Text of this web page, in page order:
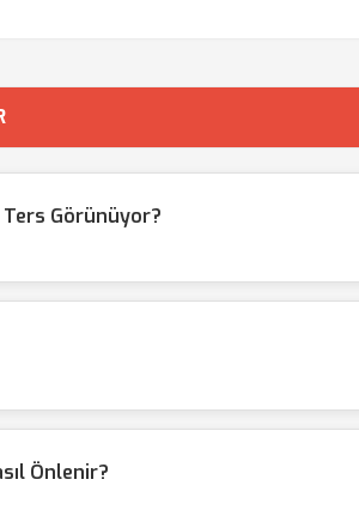
Görünüyor?
Önlenir?